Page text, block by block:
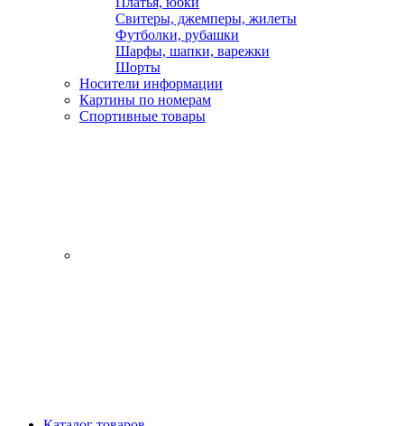
Свитеры, джемперы, жилеты
Футболки, рубашки
Шарфы, шапки, варежки
Шорты
Носители информации
Картины по номерам
Спортивные товары